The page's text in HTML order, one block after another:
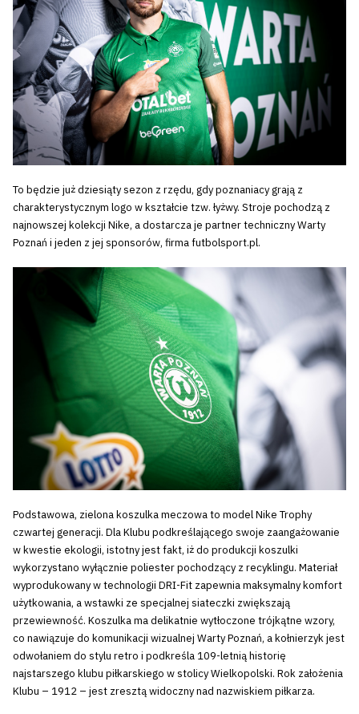
To będzie już dziesiąty sezon z rzędu, gdy poznaniacy grają z
charakterystycznym logo w kształcie tzw. łyżwy. Stroje pochodzą z
najnowszej kolekcji Nike, a dostarcza je partner techniczny Warty
Poznań i jeden z jej sponsorów, firma futbolsport.pl.
Podstawowa, zielona koszulka meczowa to model Nike Trophy
czwartej generacji. Dla Klubu podkreślającego swoje zaangażowanie
w kwestie ekologii, istotny jest fakt, iż do produkcji koszulki
wykorzystano wyłącznie poliester pochodzący z recyklingu. Materiał
wyprodukowany w technologii DRI-Fit zapewnia maksymalny komfort
użytkowania, a wstawki ze specjalnej siateczki zwiększają
przewiewność. Koszulka ma delikatnie wytłoczone trójkątne wzory,
co nawiązuje do komunikacji wizualnej Warty Poznań, a kołnierzyk jest
odwołaniem do stylu retro i podkreśla 109-letnią historię
najstarszego klubu piłkarskiego w stolicy Wielkopolski. Rok założenia
Klubu – 1912 – jest zresztą widoczny nad nazwiskiem piłkarza.